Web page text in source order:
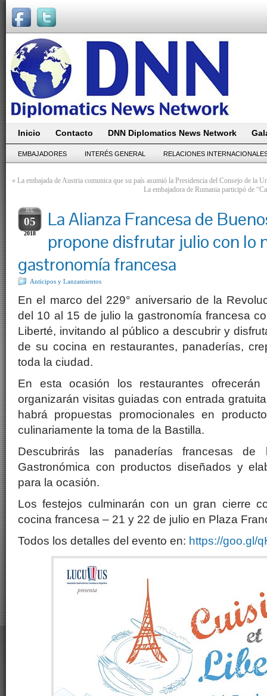
Inicio Contacto DNN Diplomatics News Network
EMBAJADORES INTERÉS GENERAL RELACIONES
« La embajada de Austria comunica que su país asumió la Presidencia del Consejo de la
La embajadora de Rumania participó de
JUL
05
2018
La Alianza Francesa de
propone disfrutar julio con lo
gastronomía francesa
Anticipos y Lanzamientos
En el marco del 229° aniversario de la
del 10 al 15 de julio la gastronomía francesa
Liberté, invitando al público a descubrir y
de su cocina en restaurantes, panaderías,
toda la ciudad.
En esta ocasión los restaurantes
organizarán visitas guiadas con entrada
habrá propuestas promocionales en
culinariamente la toma de la Bastilla.
Descubrirás las panaderías francesas
Gastronómica con productos diseñados y
para la ocasión.
Los festejos culminarán con un gran cierre
cocina francesa – 21 y 22 de julio en Plaza
Todos los detalles del evento en: https://goo.gl/